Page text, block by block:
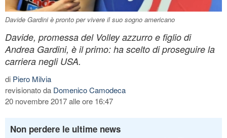
Davide Gardini è pronto per vivere il suo sogno americano
Davide, promessa del Volley azzurro e figlio di
Andrea Gardini, è il primo: ha scelto di proseguire la
carriera negli USA.
di Piero Milvia
revisionato da Domenico Camodeca
20 novembre 2017 alle ore 16:47
Non perdere le ultime news